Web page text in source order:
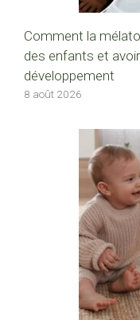
Comment la
des enfants et
développement
8 août 2026